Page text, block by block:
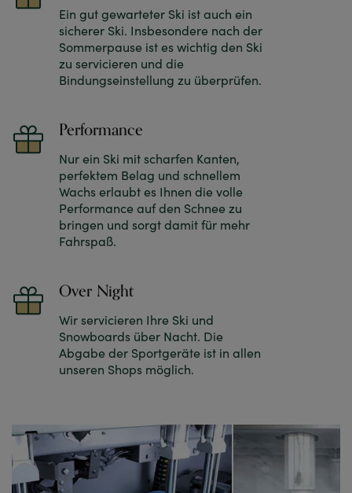
Ein gut gewarteter Ski ist auch ein
sicherer Ski. Insbesondere nach der
Sommerpause ist es wichtig den Ski
zu servicieren und die
Bindungseinstellung zu überprüfen.
Performance
Nur ein Ski mit scharfen Kanten,
perfektem Belag und schnellem
Wachs erlaubt es Ihnen die volle
Performance auf den Schnee zu
bringen und sorgt damit für mehr
Fahrspaß.
Over Night
Wir servicieren Ihre Ski und
Snowboards über Nacht. Die
Abgabe der Sportgeräte ist in allen
unseren Shops möglich.